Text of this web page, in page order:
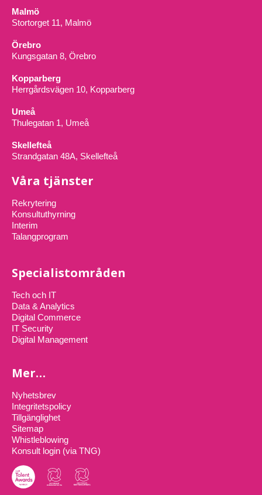
Malmö
Stortorget 11, Malmö
Örebro
Kungsgatan 8, Örebro
Kopparberg
Herrgårdsvägen 10, Kopparberg
Umeå
Thulegatan 1, Umeå
Skellefteå
Strandgatan 48A, Skellefteå
Våra tjänster
Rekrytering
Konsultuthyrning
Interim
Talangprogram
Specialistområden
Tech och IT
Data & Analytics
Digital Commerce
IT Security
Digital Management
Mer…
Nyhetsbrev
Integritetspolicy
Tillgänglighet
Sitemap
Whistleblowing
Konsult login (via TNG)